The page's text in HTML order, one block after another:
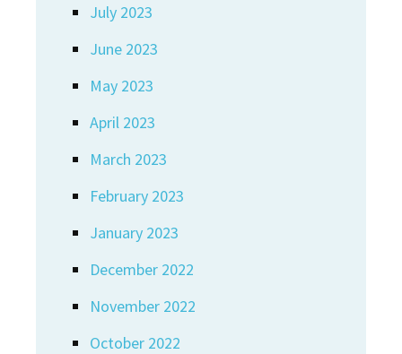
July 2023
June 2023
May 2023
April 2023
March 2023
February 2023
January 2023
December 2022
November 2022
October 2022